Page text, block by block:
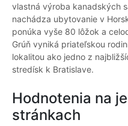
vlastná výroba kanadských
nachádza ubytovanie v
ponúka vyše 80 lôžok a
Grúň vyniká priateľskou
lokalitou ako jedno z
stredísk k Bratislave.
Hodnotenia na
stránkach